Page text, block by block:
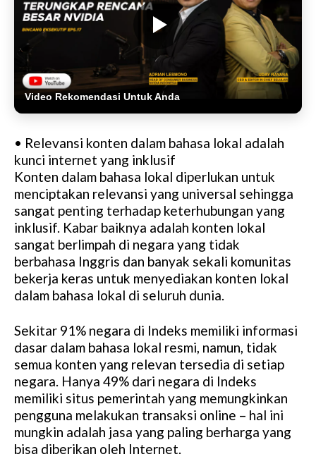
Video Rekomendasi Untuk Anda
• Relevansi konten dalam bahasa lokal adalah
kunci internet yang inklusif
Konten dalam bahasa lokal diperlukan untuk
menciptakan relevansi yang universal sehingga
sangat penting terhadap keterhubungan yang
inklusif. Kabar baiknya adalah konten lokal
sangat berlimpah di negara yang tidak
berbahasa Inggris dan banyak sekali komunitas
bekerja keras untuk menyediakan konten lokal
dalam bahasa lokal di seluruh dunia.
Sekitar 91% negara di Indeks memiliki informasi
dasar dalam bahasa lokal resmi, namun, tidak
semua konten yang relevan tersedia di setiap
negara. Hanya 49% dari negara di Indeks
memiliki situs pemerintah yang memungkinkan
pengguna melakukan transaksi online – hal ini
mungkin adalah jasa yang paling berharga yang
bisa diberikan oleh Internet.